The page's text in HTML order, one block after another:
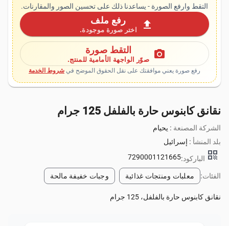
التقط وارفع الصورة - يساعدنا ذلك على تحسين الصور والمقارنات.
upload رفع ملف
اختر صورة موجودة.
photo_camera التقط صورة
صوّر الواجهة الأمامية للمنتج.
رفع صورة يعني موافقتك على نقل الحقوق الموضح في شروط الخدمة
نقانق كابنوس حارة بالفلفل 125 جرام
الشركة المصنعة : يحيام
بلد المنشأ : إسرائيل
qr_code الباركود:7290001121665
الفئات: معلبات ومنتجات غذائية وجبات خفيفة مالحة
نقانق كابنوس حارة بالفلفل، 125 جرام